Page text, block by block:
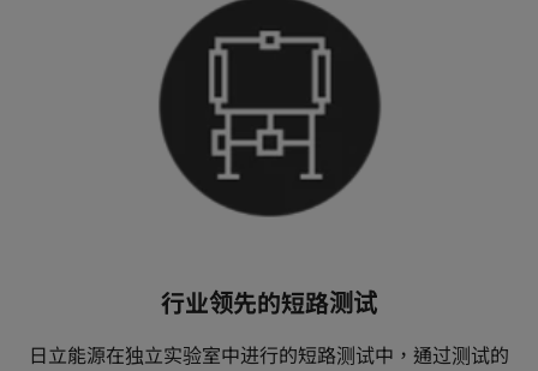
行业领先的短路测试
日立能源在独立实验室中进行的短路测试中，通过测试的